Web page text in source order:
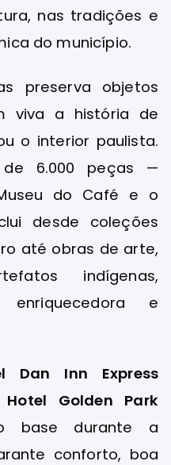
nas tradições e
do município.
preserva objetos
viva a história de
o interior paulista.
6.000 peças —
do Café e o
desde coleções
até obras de arte,
indígenas,
e
Dan Inn Express
Hotel Golden Park
base durante a
conforto, boa